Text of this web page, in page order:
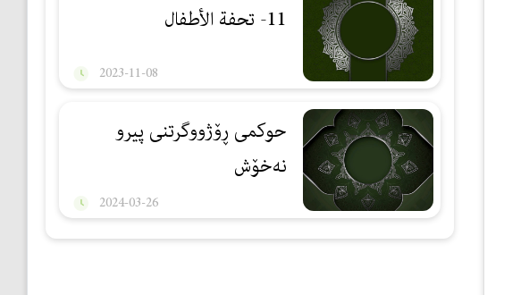
11- تحفة الأطفال
2023-11-08
حوکمی ڕۆژووگرتنی پیرو
نەخۆش
2024-03-26